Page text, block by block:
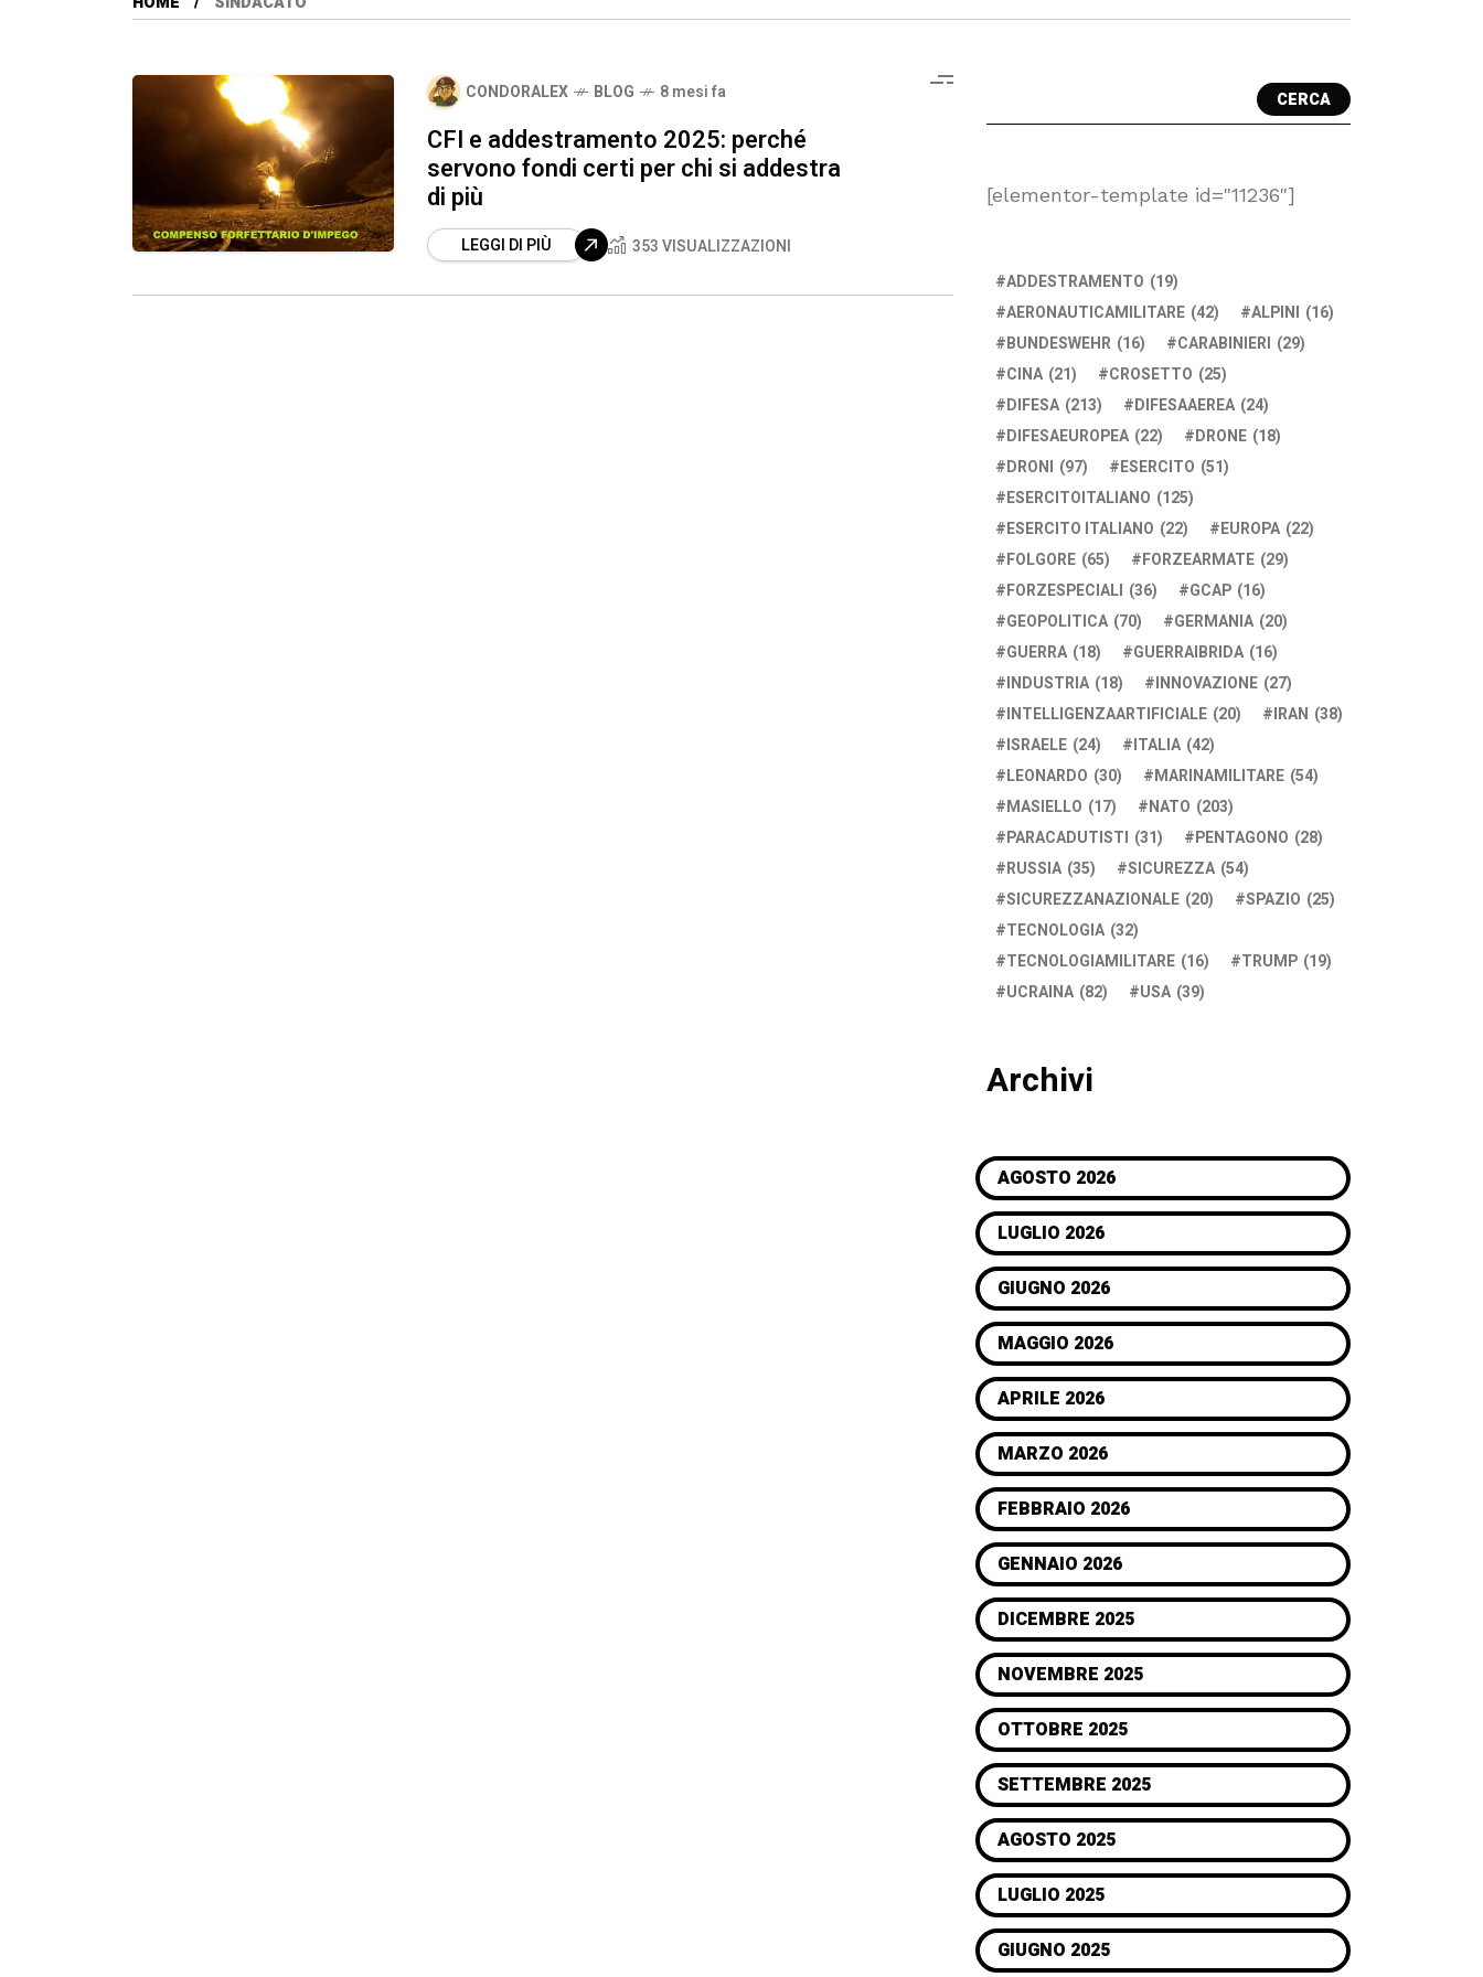
CONDORALEX BLOG 8 mesi fa
CFI e addestramento 2025: perché
servono fondi certi per chi si addestra
di più
LEGGI DI PIÙ 353 VISUALIZZAZIONI
CERCA
[elementor-template id="11236"]
ADDESTRAMENTO (19)
AERONAUTICAMILITARE (42) ALPINI (16)
BUNDESWEHR (16) CARABINIERI (29)
CINA (21) CROSETTO (25)
DIFESA (213) DIFESAAEREA (24)
DIFESAEUROPEA (22) DRONE (18)
DRONI (97) ESERCITO (51)
ESERCITOITALIANO (125)
ESERCITO ITALIANO (22) EUROPA (22)
FOLGORE (65) FORZEARMATE (29)
FORZESPECIALI (36) GCAP (16)
GEOPOLITICA (70) GERMANIA (20)
GUERRA (18) GUERRAIBRIDA (16)
INDUSTRIA (18) INNOVAZIONE (27)
INTELLIGENZAARTIFICIALE (20) IRAN (38)
ISRAELE (24) ITALIA (42)
LEONARDO (30) MARINAMILITARE (54)
MASIELLO (17) NATO (203)
PARACADUTISTI (31) PENTAGONO (28)
RUSSIA (35) SICUREZZA (54)
SICUREZZANAZIONALE (20) SPAZIO (25)
TECNOLOGIA (32)
TECNOLOGIAMILITARE (16) TRUMP (19)
UCRAINA (82) USA (39)
Archivi
AGOSTO 2026
LUGLIO 2026
GIUGNO 2026
MAGGIO 2026
APRILE 2026
MARZO 2026
FEBBRAIO 2026
GENNAIO 2026
DICEMBRE 2025
NOVEMBRE 2025
OTTOBRE 2025
SETTEMBRE 2025
AGOSTO 2025
LUGLIO 2025
GIUGNO 2025